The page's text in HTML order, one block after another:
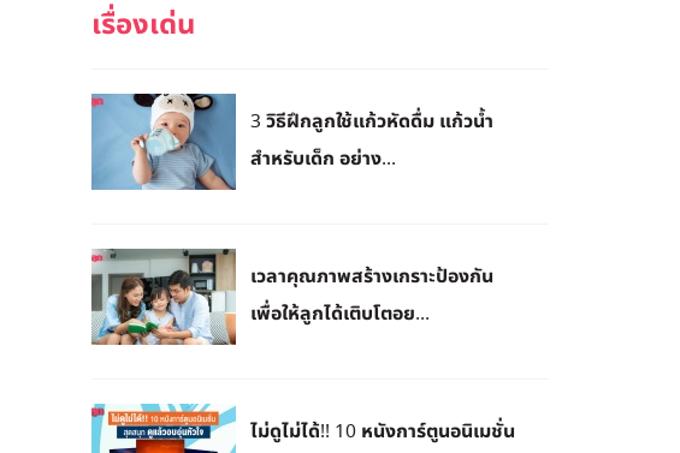
3 วิธีฝึกลูกใช้แก้วหัดดื่ม แก้วน้ำ
สำหรับเด็ก อย่าง...
เวลาคุณภาพสร้างเกราะป้องกัน
เพื่อให้ลูกได้เติบโตอย...
ไม่ดูไม่ได้!! 10 หนังการ์ตูนอนิเมชั่น